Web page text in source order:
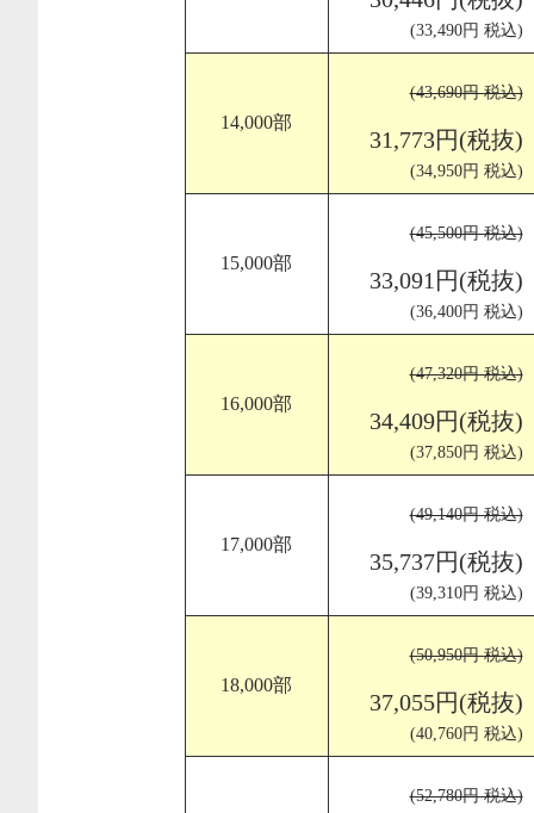
(33,490円 税込)
14,000部
(43,690円 税込)
31,773円(税抜)
(34,950円 税込)
15,000部
(45,500円 税込)
33,091円(税抜)
(36,400円 税込)
16,000部
(47,320円 税込)
34,409円(税抜)
(37,850円 税込)
17,000部
(49,140円 税込)
35,737円(税抜)
(39,310円 税込)
18,000部
(50,950円 税込)
37,055円(税抜)
(40,760円 税込)
(52,780円 税込)